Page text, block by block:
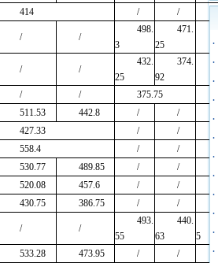
414 / /
/ /
498.
3
471.
25
/ /
432.
25
374.
92
/ / 375.75
511.53 442.8 / /
427.33 / /
558.4 / /
530.77 489.85 / /
520.08 457.6 / /
430.75 386.75 / /
/ /
493.
55
440.
63
5
533.28 473.95 / /
·
·
·
·
·
·
·
·
·
·
·
·